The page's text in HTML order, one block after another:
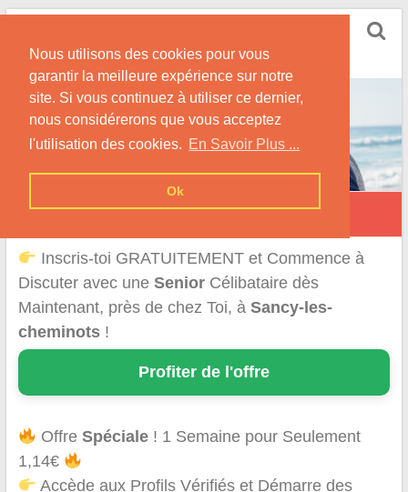
Nous utilisons des cookies pour vous
garantir la meilleure expérience sur notre
site. Si vous continuez à utiliser ce dernier,
nous considérerons que vous acceptez
l'utilisation des cookies. En Savoir Plus ...
Ok
Skip
content
Conseils & Infos pour la Rencontre d'une Senior
Sancy-les-Cheminots
Inscris-toi GRATUITEMENT et Commence à
Discuter avec une SeniorCélibataire dès
Maintenant, près de chez Toi, à Sancy-les-
cheminots!
Profiter de l'offre
OffreSpéciale ! 1 Semaine pour Seulement
1,14€
Accède aux Profils Vérifiés et Démarre des